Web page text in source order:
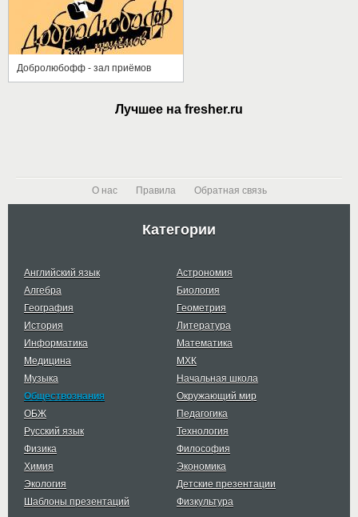
Добролюбофф - зал приёмов
Лучшее на fresher.ru
О нас Правила Обратная связь
Категории
Английский язык
Астрономия
Алгебра
Биология
География
Геометрия
История
Литература
Информатика
Математика
Медицина
МХК
Музыка
Начальная школа
Обществознания
Окружающий мир
ОБЖ
Педагогика
Русский язык
Технология
Физика
Философия
Химия
Экономика
Экология
Детские презентации
Шаблоны презентаций
Физкультура